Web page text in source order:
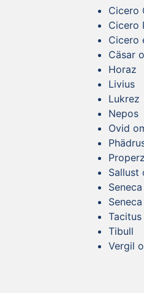
Cicero
Cicero
Cicero
Cäsar
Horaz
Livius
Lukrez
Nepos
Ovid
Properz
Sallust
Tibull
Vergil